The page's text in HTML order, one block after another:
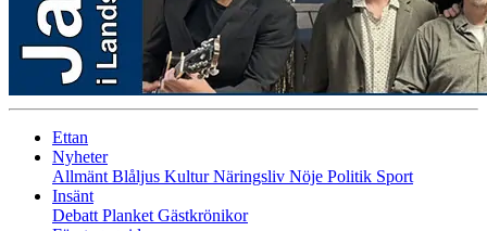
Ettan
Nyheter
Allmänt Blåljus KulturNäringsliv Nöje Politik Sport
Insänt
Debatt Planket Gästkrönikor